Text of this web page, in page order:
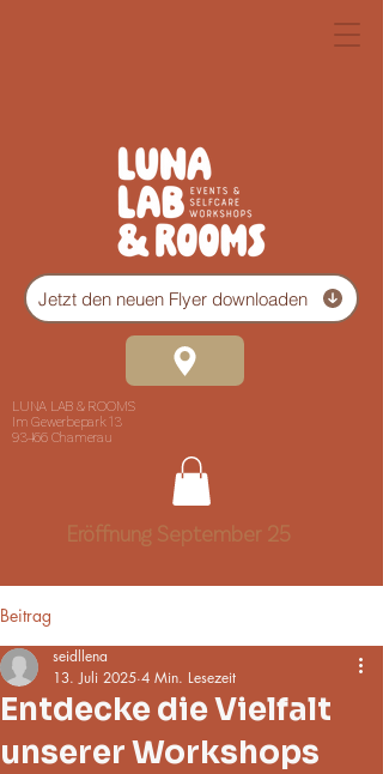
Eröffnung September 25
LUNA LAB & ROOMS
Im Gewerbepark 13
93466 Chamerau
Jetzt den neuen Flyer downloaden
Beitrag
Entdecke die Vielfalt
unserer Workshops
seidllena
13. Juli 2025 4 Min. Lesezeit